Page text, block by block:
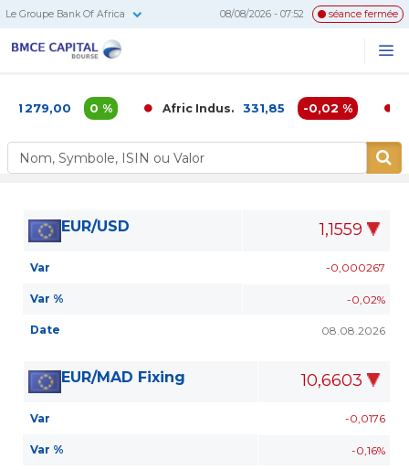
Le Groupe Bank Of Africa 08/08/2026 - 07:52 séance fermée
1 279,00 0 % Afric Indus. 331,85 -0,02 %
EUR/USD 1,1559
Var -0,000267
Var % -0,02%
Date 08.08.2026
EUR/MAD Fixing 10,6603
Var -0,0176
Var % -0,16%